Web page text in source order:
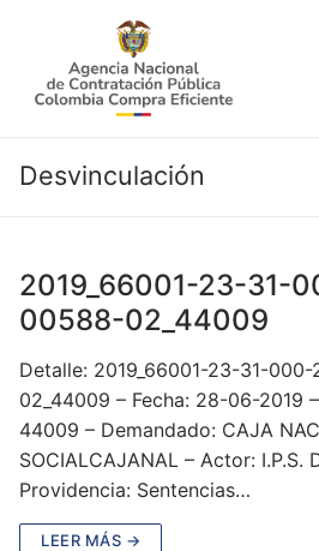
contenido
Desvinculación
2019_66001-23-31-
00588-02_44009
Detalle: 2019_66001-23-31-
02_44009 – Fecha: 28-06-2019
44009 – Demandado: CAJA
SOCIALCAJANAL – Actor: I.P.S.
Providencia: Sentencias…
LEER MÁS →